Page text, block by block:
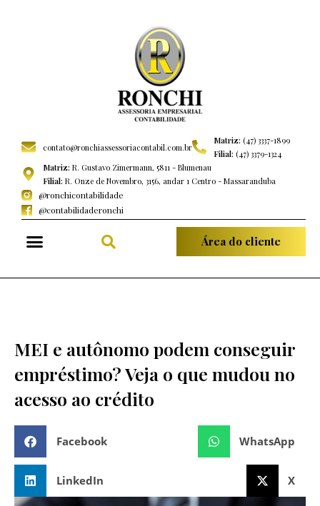
contato@ronchiassessoriacontabil.com.br
Matriz: (47) 3337-1899
Filial: (47) 3379-1324
Matriz: R. Gustavo Zimermann, 5811 - Blumenau
Filial: R. Onze de Novembro, 3156, andar 1 Centro - Massaranduba
@ronchicontabilidade
@contabilidaderonchi
Área do cliente
MEI e autônomo podem conseguir
empréstimo? Veja o que mudou no
acesso ao crédito
Facebook WhatsApp
LinkedIn X